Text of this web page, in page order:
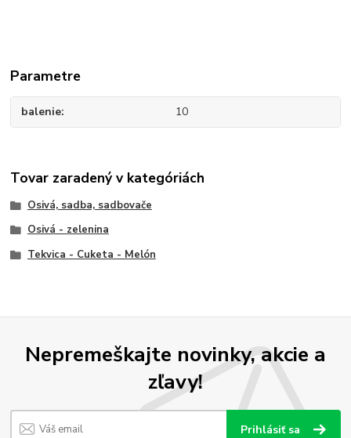
Parametre
balenie 10
Tovar zaradený v kategóriách
Osivá, sadba, sadbovače
Osivá - zelenina
Tekvica - Cuketa - Melón
Nepremeškajte novinky, akcie a
zľavy!
Prihlásiť sa